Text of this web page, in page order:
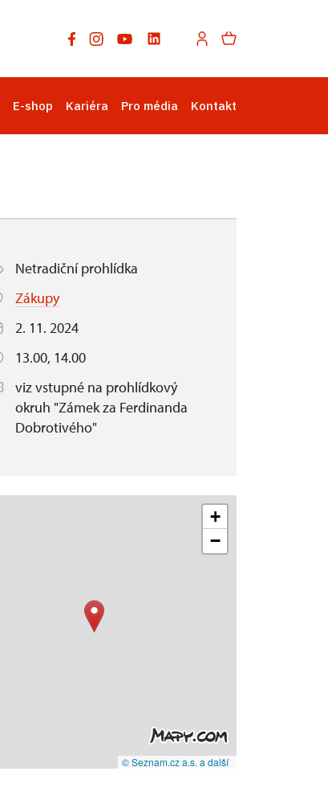
E-shop Kariéra Pro média Kontakt
Netradiční prohlídka
Zákupy
2. 11. 2024
13.00, 14.00
viz vstupné na prohlídkový
okruh "Zámek za Ferdinanda
Dobrotivého"
+
−
© Seznam.cz a.s. a další